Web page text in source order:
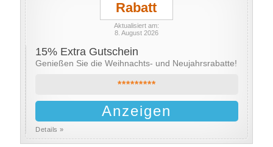
Rabatt
Aktualisiert am:
8. August 2026
15% Extra Gutschein
Genießen Sie die Weihnachts- und Neujahrsrabatte!
*********
Anzeigen
Details »